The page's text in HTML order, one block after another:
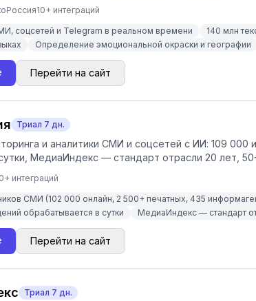
Россия10+ интеграций
соцсетей и Telegram в реальном времени
140 млн
Определение эмоциональной окраски и географии
Перейти на сайт
Триал 7 дн.
и аналитики СМИ и соцсетей с ИИ: 109 000
МедиаИндекс — стандарт отрасли 20 лет,
+ интеграций
СМИ (102 000 онлайн, 2 500+ печатных, 435
обрабатывается в сутки
МедиаИндекс — стандарт
Перейти на сайт
Триал 7 дн.